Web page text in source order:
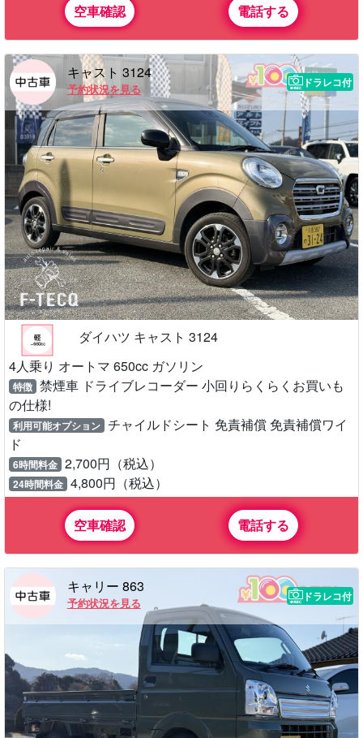
空車確認 電話する
キャスト 3124
予約状況を見る
ドラレコ付
ダイハツ キャスト 3124
4人乗り オートマ 650cc ガソリン
特徴 禁煙車 ドライブレコーダー 小回りらくらくお買いも
の仕様!
利用可能オプション チャイルドシート 免責補償 免責補償ワイ
ド
6時間料金 2,700円（税込）
24時間料金 4,800円（税込）
空車確認 電話する
キャリー 863
予約状況を見る
ドラレコ付